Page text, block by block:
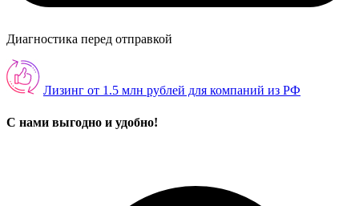
Диагностика перед отправкой
Лизинг от 1.5 млн рублей для компаний из РФ
С нами выгодно и удобно!